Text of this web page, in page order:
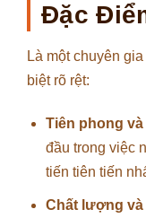
Đặc
Là một chuyên
biệt rõ rệt:
Tiên phong
đầu trong việc
tiến tiên tiến
Chất lượng